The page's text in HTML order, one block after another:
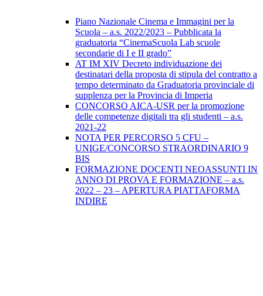
Piano Nazionale Cinema e Immagini per la
Scuola – a.s. 2022/2023 – Pubblicata la
graduatoria “CinemaScuola Lab scuole
secondarie di I e II grado”
AT IM XIV Decreto individuazione dei
destinatari della proposta di stipula del contratto a
tempo determinato da Graduatoria provinciale di
supplenza per la Provincia di Imperia
CONCORSO AICA-USR per la promozione
delle competenze digitali tra gli studenti – a.s.
2021-22
NOTA PER PERCORSO 5 CFU –
UNIGE/CONCORSO STRAORDINARIO 9
BIS
FORMAZIONE DOCENTI NEOASSUNTI IN
ANNO DI PROVA E FORMAZIONE – a.s.
2022 – 23 – APERTURA PIATTAFORMA
INDIRE